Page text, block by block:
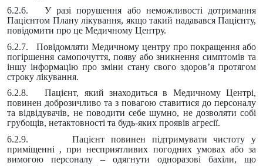
6.2.6. У разі порушення або неможливості дотримання
Пацієнтом Плану лікування, якщо такий надавався Пацієнту,
повідомити про це Медичному Центру.
6.2.7. Повідомляти Медичному центру про покращення або
погіршення самопочуття, появу або зникнення симптомів та
іншу інформацію про зміни стану свого здоров’я протягом
строку лікування.
6.2.8. Пацієнт, який знаходиться в Медичному Центрі,
повинен доброзичливо та з повагою ставитися до персоналу
та відвідувачів, не поводити себе шумно, не дозволяти собі
грубощів, нетактовності та будь-яких проявів агресії.
6.2.9. Пацієнт повинен підтримувати чистоту у
приміщенні , при несприятливих погодних умовах або за
вимогою персоналу – одягнути одноразові бахіли, що